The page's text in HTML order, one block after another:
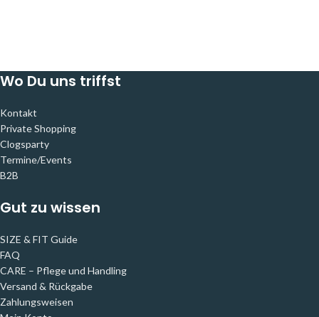
Wo Du uns triffst
Kontakt
Private Shopping
Clogsparty
Termine/Events
B2B
Gut zu wissen
SIZE & FIT Guide
FAQ
CARE – Pflege und Handling
Versand & Rückgabe
Zahlungsweisen